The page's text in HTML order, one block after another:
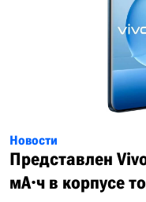
Новости
Представлен
мА·ч в корпусе